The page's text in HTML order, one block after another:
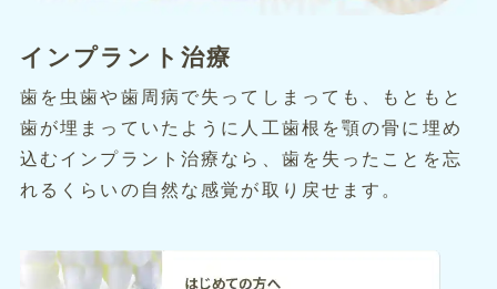
インプラント治療
歯を虫歯や歯周病で失ってしまっても、もともと
歯が埋まっていたように人工歯根を顎の骨に埋め
込むインプラント治療なら、歯を失ったことを忘
れるくらいの自然な感覚が取り戻せます。